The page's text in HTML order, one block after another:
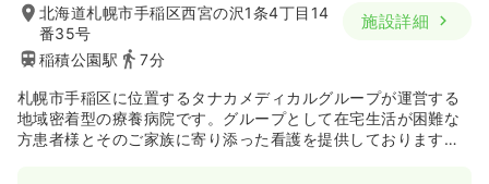
給与 19.3〜32.8万円/月 賞与4.5ヶ月
※一例
時間 8:40～17:00
日祝休み
月給32万円以上可
気になる 詳細を見る
※経験6年の例
時間 8:30～17:30
日祝休み
年間休日125日
気になる 詳細を見る
北海道札幌市手稲区西宮の沢1条4丁目14
番35号
稲積公園駅
7分
施設詳細
札幌市手稲区に位置するタナカメディカルグループが運営する
地域密着型の療養病院です。グループとして在宅生活が困難な
方患者様とそのご家族に寄り添った看護を提供しております。